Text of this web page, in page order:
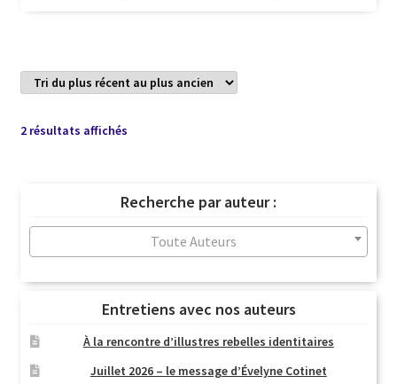
2 résultats affichésTrié
au
plus
ancien
Recherche par auteur :
Toute Auteurs
Entretiens avec nos auteurs
À la rencontre d’illustres rebelles identitaires
Juillet 2026 – le message d’Évelyne Cotinet